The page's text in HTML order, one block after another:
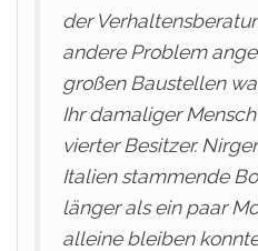
der
andere Problem
großen Baustellen
Ihr damaliger
vierter Besitzer.
Italien stammende
länger als ein paar
alleine bleiben